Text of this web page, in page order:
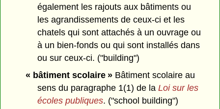
également les rajouts aux bâtiments ou
les agrandissements de ceux-ci et les
chatels qui sont attachés à un ouvrage ou
à un bien-fonds ou qui sont installés dans
ou sur ceux-ci. ("building")
« bâtiment scolaire »Bâtiment scolaire au
sens du paragraphe 1(1) de laLoi sur les
écoles publiques. ("school building")